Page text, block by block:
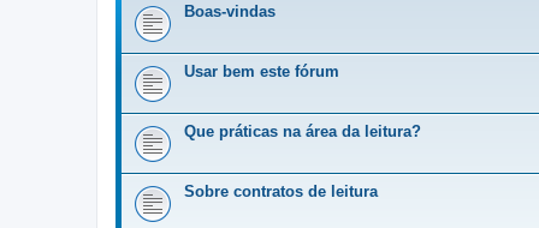
Boas-vindas
Usar bem este fórum
Que práticas na área da leitura?
Sobre contratos de leitura